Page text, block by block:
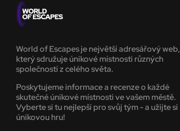
World of Escapes je největší adresářový web,
který sdružuje únikové místnosti různých
společností z celého světa.
Poskytujeme informace a recenze o každé
skutečné únikové místnosti ve vašem městě.
Vyberte si tu nejlepší pro svůj tým - a užijte si
únikovou hru!